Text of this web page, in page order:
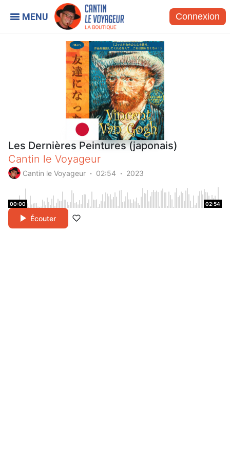
Connexion
Les Dernières Peintures (japonais)
Cantin le Voyageur
Cantin le Voyageur 02:54 2023
00:00 02:54
Écouter